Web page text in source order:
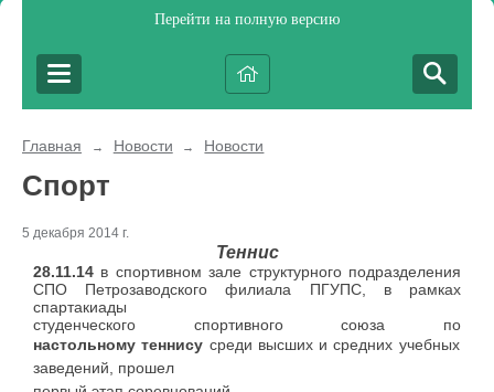
Перейти на полную версию
Главная → Новости → Новости
Спорт
5 декабря 2014 г.
Теннис
28.11.14 в спортивном зале структурного подразделения
СПО Петрозаводского филиала ПГУПС, в рамках
спартакиады
студенческого спортивного союза по
настольномутеннису среди высших и средних учебных
заведений, прошел